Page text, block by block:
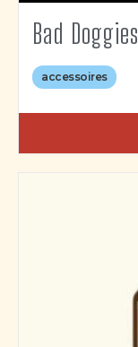
Bad Doggies
accessoires